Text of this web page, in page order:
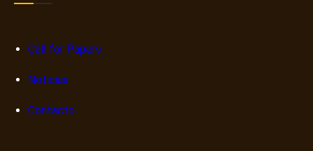
Call for Papers
Noticias
Contacto